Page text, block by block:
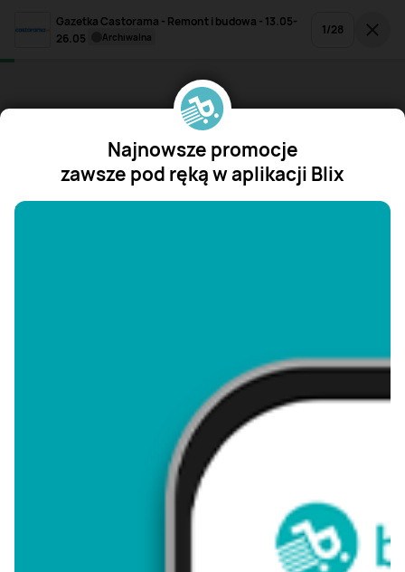
Gazetka Castorama - Remont i budowa - 13.05-
26.05
archiwalna 1/28
Najnowsze promocje
zawsze pod ręką w aplikacji Blix
"/>